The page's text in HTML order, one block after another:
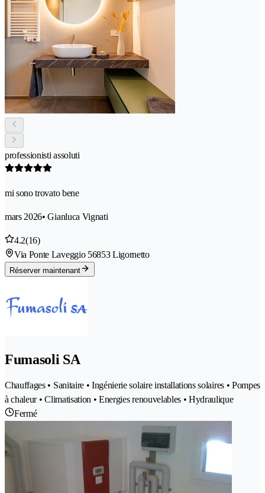
professionisti assoluti
mi sono trovato bene
mars 2026• Gianluca Vignati
4.2(16)
Via Ponte Laveggio 56853 Ligornetto
Réserver maintenant
Fumasoli SA
Chauffages • Sanitaire • Ingénierie solaire installations solaires • Pompes
à chaleur • Climatisation • Energies renouvelables • Hydraulique
Fermé